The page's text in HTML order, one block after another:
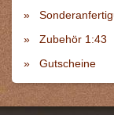
Zubehör 1:43
Gutscheine